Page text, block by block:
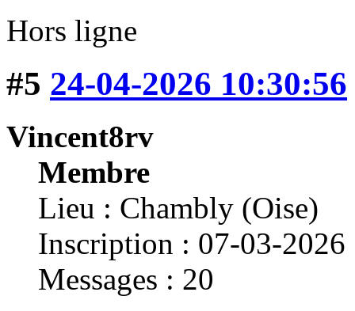
Hors ligne
#5 24-04-2026 10:30:56
Vincent8rv
Membre
Lieu : Chambly (Oise)
Inscription : 07-03-2026
Messages : 20